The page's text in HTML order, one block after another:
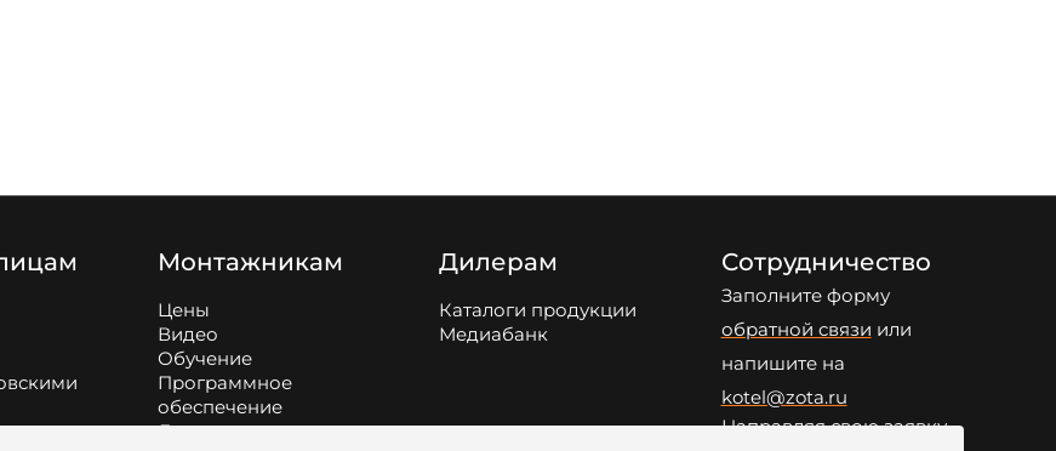
Монтажникам
Цены
Видео
Обучение
Программное
обеспечение
Дополнительные
Дилерам
Каталоги продукции
Медиабанк
Сотрудничество
Заполните форму
обратной связи или
напишите на
kotel@zota.ru
Направляя свою заявку,